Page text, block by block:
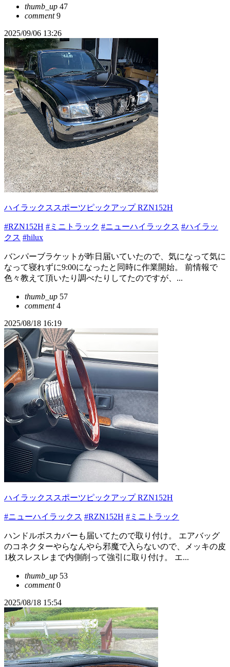
thumb_up 47
comment9
2025/09/06 13:26
ハイラックススポーツピックアップ RZN152H
#RZN152H #ミニトラック #ニューハイラックス #ハイラッ
クス #hilux
バンパーブラケットが昨日届いていたので、気になって気に
なって寝れずに9:00になったと同時に作業開始。 前情報で
色々教えて頂いたり調べたりしてたのですが、...
thumb_up 57
comment4
2025/08/18 16:19
ハイラックススポーツピックアップ RZN152H
#ニューハイラックス #RZN152H #ミニトラック
ハンドルボスカバーも届いてたので取り付け。 エアバッグ
のコネクターやらなんやら邪魔で入らないので、メッキの皮
1枚スレスレまで内側削って強引に取り付け。 エ...
thumb_up 53
comment0
2025/08/18 15:54